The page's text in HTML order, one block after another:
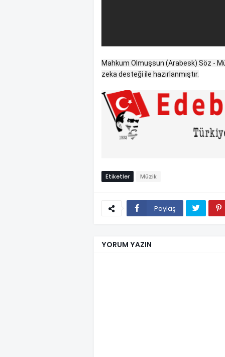
Mahkum Olmuşsun (Arabesk) Söz -
zeka desteği ile hazırlanmıştır.
Etiketler Müzik
Paylaş
YORUM YAZIN